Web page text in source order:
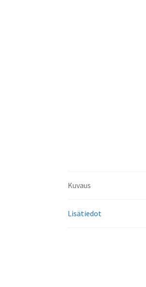
Kuvaus
Lisätiedot